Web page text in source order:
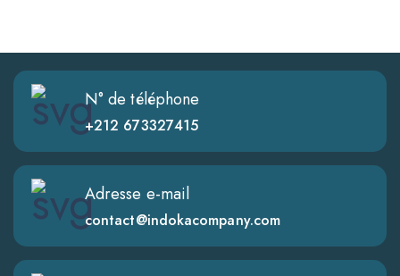
N° de téléphone
+212 673327415
Adresse e-mail
contact@indokacompany.com